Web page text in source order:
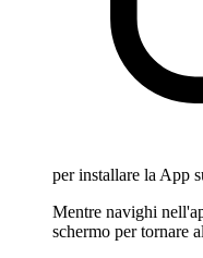
per installare la App
Mentre navighi
schermo per tornare